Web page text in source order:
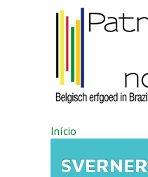
Pular para o conteúdo principal
VOCÊ
Início